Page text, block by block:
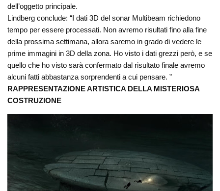
dell’oggetto principale.
Lindberg conclude: “I dati 3D del sonar Multibeam richiedono
tempo per essere processati. Non avremo risultati fino alla fine
della prossima settimana, allora saremo in grado di vedere le
prime immagini in 3D della zona. Ho visto i dati grezzi però, e se
quello che ho visto sarà confermato dal risultato finale avremo
alcuni fatti abbastanza sorprendenti a cui pensare. ”
RAPPRESENTAZIONE ARTISTICA DELLA MISTERIOSA
COSTRUZIONE